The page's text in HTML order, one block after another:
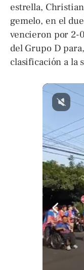
estrella,
gemelo, en el
vencieron por 2-
del Grupo D
clasificación a la